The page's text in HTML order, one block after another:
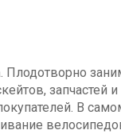
Плодотворно
запчастей
В